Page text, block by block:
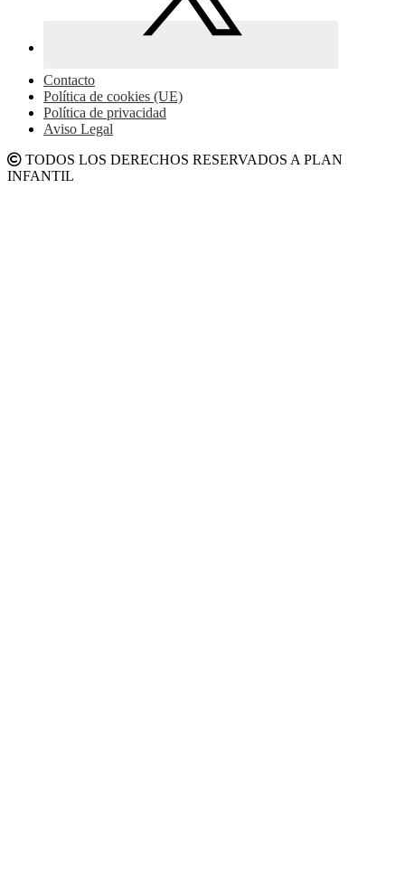
Contacto
Política de cookies (UE)
Política de privacidad
Aviso Legal
TODOS LOS DERECHOS RESERVADOS A PLAN
INFANTIL